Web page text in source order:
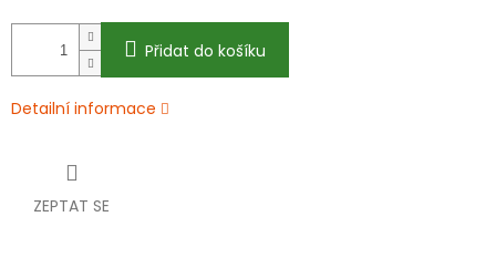
Přidat do košíku
Detailní informace
ZEPTAT SE